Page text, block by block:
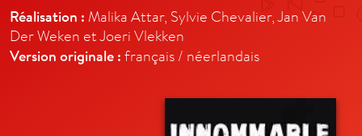
Réalisation : Malika Attar, Sylvie Chevalier, Jan Van
Der Weken et Joeri Vlekken
Version originale : français / néerlandais